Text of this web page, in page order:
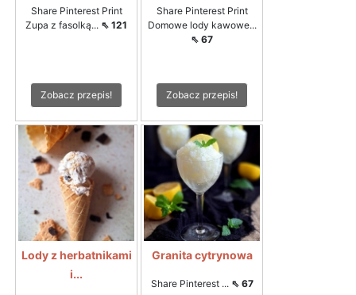
Share Pinterest Print
Zupa z fasolką... ⇖ 121
Zobacz przepis!
Share Pinterest Print
Domowe lody kawowe...
⇖ 67
Zobacz przepis!
Lody z herbatnikami
i...
Granita cytrynowa
Share Pinterest ... ⇖ 67